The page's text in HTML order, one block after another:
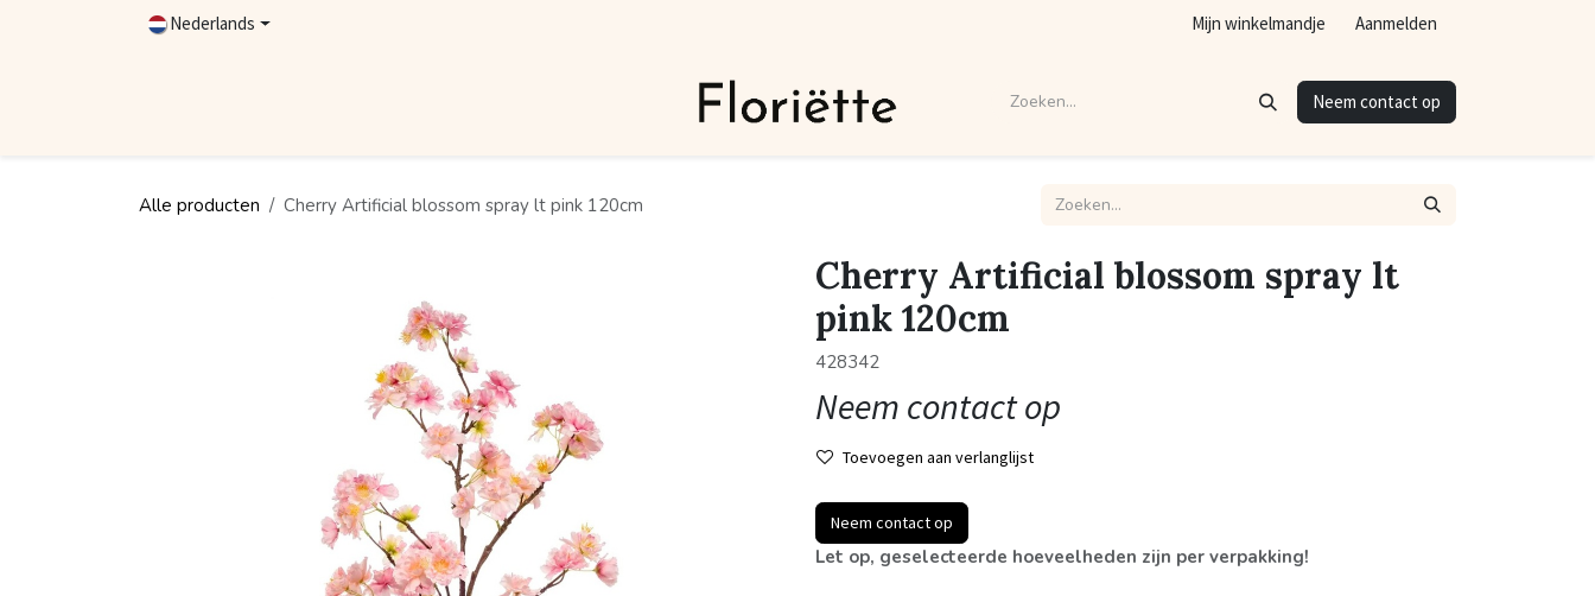
Overslaan naar inhoud
Nederlands Mijn winkelmandje Aanmelden
Neem contact op
Alle producten Cherry Artificial blossom spray lt pink 120cm
Cherry Artificial blossom spray lt
pink 120cm
428342
Neem contact op
Toevoegen aan verlanglijst
Neem contact op
Let op, geselecteerde hoeveelheden zijn per verpakking!